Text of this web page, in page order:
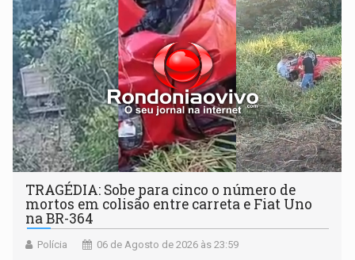
TRAGÉDIA: Sobe para cinco o número de
mortos em colisão entre carreta e Fiat Uno
na BR-364
Polícia 06 de Agosto de 2026 às 23:59